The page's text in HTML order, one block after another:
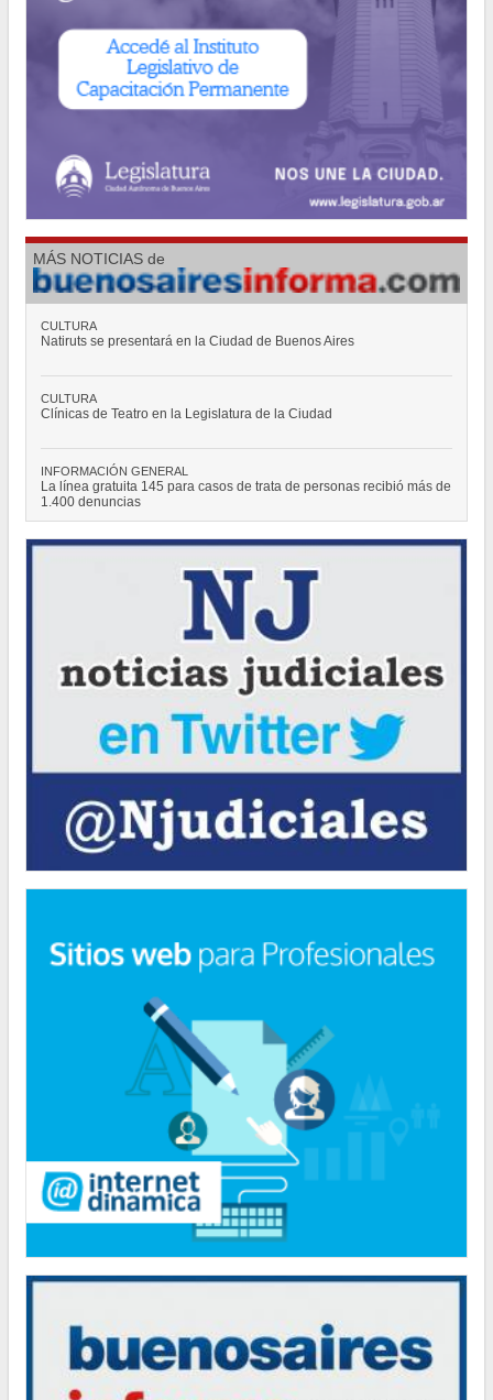
MÁS NOTICIAS de
INFORMACIÓN GENERAL
La línea gratuita 145 para casos de trata de personas recibió más de
1.400 denuncias
POLÍTICA
"Hemos logrado reducir en un 35 por ciento la cantidad de residuos
POLÍTICA
El Consejero Gustavo Letner obtiene fondos para realizar visita en
POLÍTICA
Los ciudadanos que no votaron en las pasadas elecciones deberán
regularizar su situación
CULTURA
Natiruts se presentará en la Ciudad de Buenos Aires
CULTURA
Clínicas de Teatro en la Legislatura de la Ciudad
INFORMACIÓN GENERAL
La línea gratuita 145 para casos de trata de personas recibió más de
1.400 denuncias
POLÍTICA
que la Ciudad envía a relleno sanitario”
El Consejero Gustavo Letner obtiene fondos para realizar visita en
los Estados Unidos de América
POLÍTICA
Los ciudadanos que no votaron en las pasadas elecciones deberán
regularizar su situación
CULTURA
Natiruts se presentará en la Ciudad de Buenos Aires
CULTURA
Clínicas de Teatro en la Legislatura de la Ciudad
que la Ciudad envía a relleno sanitario”
El Consejero Gustavo Letner obtiene fondos para realizar visita en
los Estados Unidos de América
Los ciudadanos que no votaron en las pasadas elecciones deberán
regularizar su situación
CULTURA
Natiruts se presentará en la Ciudad de Buenos Aires
Clínicas de Teatro en la Legislatura de la Ciudad
INFORMACIÓN GENERAL
La línea gratuita 145 para casos de trata de personas recibió más de
1.400 denuncias